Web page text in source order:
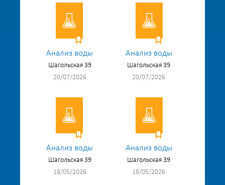
Анализ воды
Шагольская 39
20/07/2026
Анализ воды
Шагольская 39
20/07/2026
Анализ воды
Шагольская 39
18/05/2026
Анализ воды
Шагольская 39
18/05/2026